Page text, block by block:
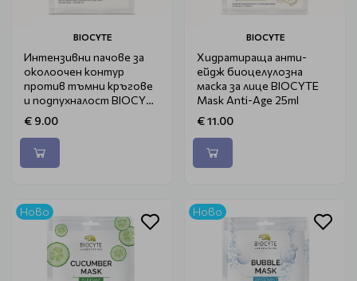
BIOCYTE
Интензивни пачове за
околоочен контур
против тъмни кръгове
и подпухналост BIOCYTE
€ 9.00
BIOCYTE
Хидратираща анти-
ейдж биоцелулозна
маска за лице BIOCYTE
Mask Anti-Age 25ml
€ 11.00
Ново Ново